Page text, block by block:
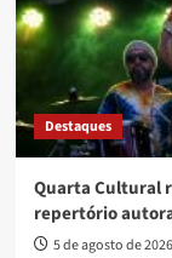
Destaques
Quarta Cultural
repertório
5 de agosto de 2026